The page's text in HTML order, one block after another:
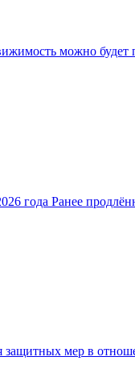
можно
года Ранее
защитных мер в